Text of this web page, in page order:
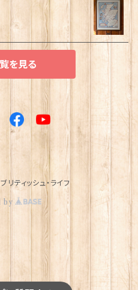
を見る
ティッシュ・ライフ
by